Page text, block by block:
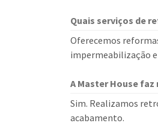
Quais serviços de
Oferecemos
impermeabilização
A Master House
Sim. Realizamos
acabamento.